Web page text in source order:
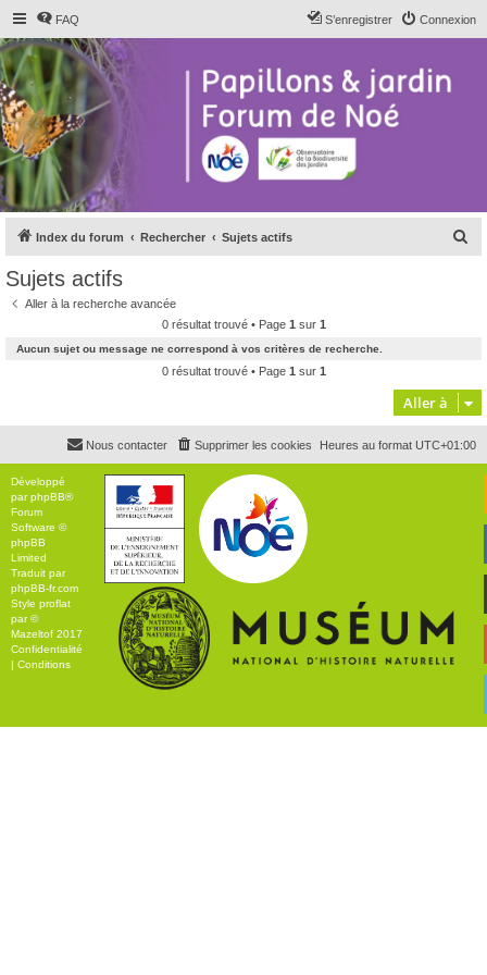
FAQ Connexion
S’enregistrer
Index du forum Rechercher Sujets actifs
c
h
e
Sujets actifs
Aller à la recherche avancée
0 résultat trouvé • Page 1 sur 1
Aucun sujet ou message ne correspond à vos critères de recherche.
0 résultat trouvé • Page 1 sur 1
Aller à
Heures au format UTC+01:00
Supprimer les cookies
Nous contacter
Développé
parphpBB®
Forum
Software ©
phpBB
Limited
Traduit par
phpBB-fr.com
Style proflat
par ©
Mazeltof 2017
Confidentialité
| Conditions